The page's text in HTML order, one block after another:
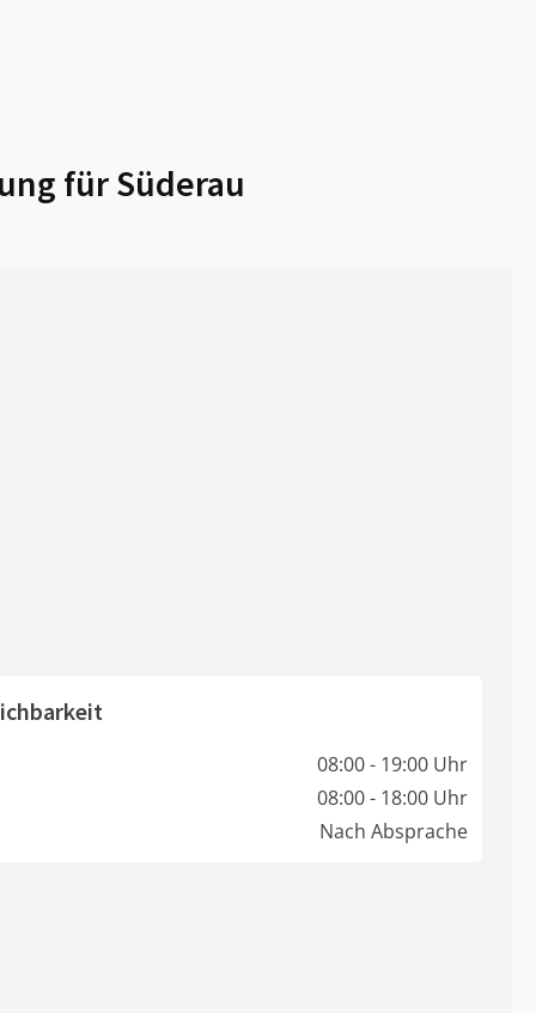
fürSüderau
08:00 - 19:00 Uhr
08:00 - 18:00 Uhr
Nach Absprache